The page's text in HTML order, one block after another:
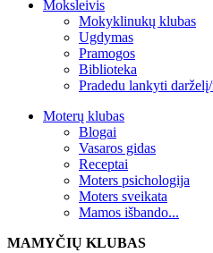
Moksleivis
Mokyklinukų klubas
Ugdymas
Pramogos
Biblioteka
Pradedu lankyti
Moterų klubas
Blogai
Vasaros gidas
Receptai
Moters psichologija
Moters sveikata
Mamos išbando...
MAMYČIŲ KLUBAS